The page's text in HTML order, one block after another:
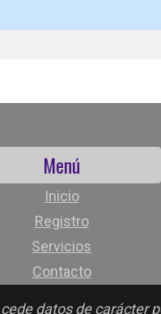
datos de carácter
Menú
Inicio
Registro
Servicios
Contacto